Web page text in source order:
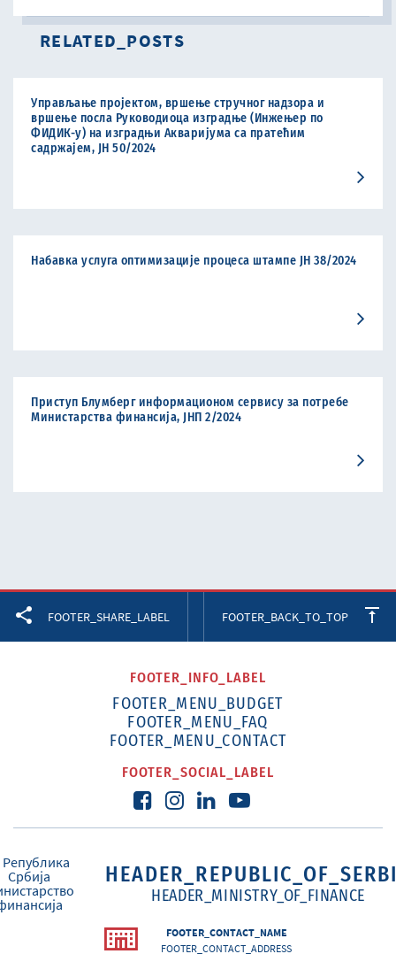
RELATED_POSTS
Управљање пројектом, вршење стручног надзора и
вршење посла Руководиоца изградње (Инжењер по
ФИДИК-у) на изградњи Акваријума са пратећим
садржајем, ЈН 50/2024
Набавка услуга оптимизације процеса штампе ЈН 38/2024
Приступ Блумберг информационом сервису за потребе
Министарства финансија, ЈНП 2/2024
FOOTER_SHARE_LABEL FOOTER_BACK_TO_TOP
FOOTER_INFO_LABEL
FOOTER_MENU_BUDGET
FOOTER_MENU_FAQ
FOOTER_MENU_CONTACT
FOOTER_SOCIAL_LABEL
HEADER_MINISTRY_OF_FINANCE
FOOTER_CONTACT_NAME
FOOTER_CONTACT_ADDRESS